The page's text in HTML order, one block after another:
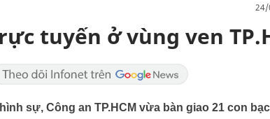
tuyến ở vùng ven
sự, Công an TP.HCM vừa bàn giao 21 con